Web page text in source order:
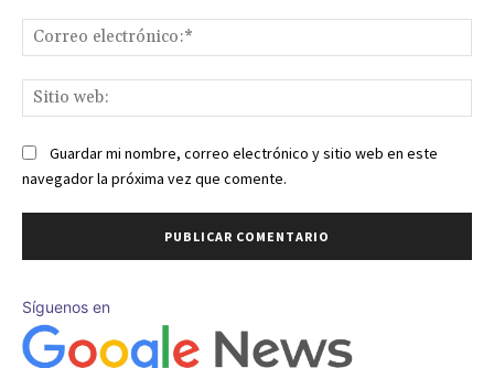
Guardar mi nombre, correo electrónico y sitio web en este
navegador la próxima vez que comente.
Síguenos en